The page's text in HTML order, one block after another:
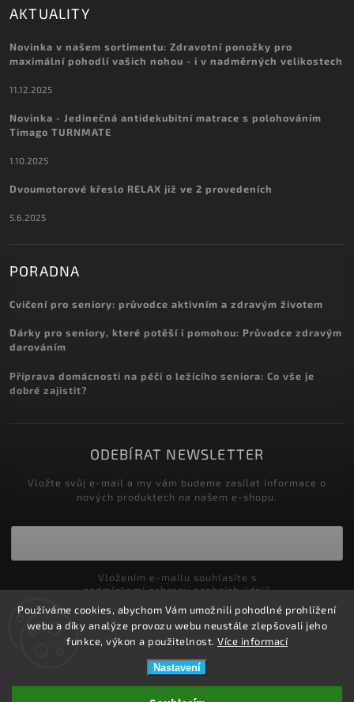
Používáme cookies, abychom Vám umožnili pohodlné prohlížení
webu a díky analýze provozu webu neustále zlepšovali jeho
funkce, výkon a použitelnost. Více informací
Nastavení
AKTUALITY
Novinka v našem sortimentu: Zdravotní ponožky pro
maximální pohodlí vašich nohou - i v nadměrných velikostech
11.12.2025
Novinka - Jedinečná antidekubitní matrace s polohováním
Timago TURNMATE
1.10.2025
Dvoumotorové křeslo RELAX již ve 2 provedeních
5.6.2025
PORADNA
Cvičení pro seniory: průvodce aktivním a zdravým životem
Dárky pro seniory, které potěší i pomohou: Průvodce zdravým
darováním
Příprava domácnosti na péči o ležícího seniora: Co vše je
dobré zajistit?
ODEBÍRAT NEWSLETTER
Vložte svůj e-mail a my vám budeme zasílat informace o
nových produktech na našem e-shopu.
podmínkami ochrany osobních údajů
Přihlásit se
ZDRAVOTNÍ POTŘEBY DRDLOVÁ